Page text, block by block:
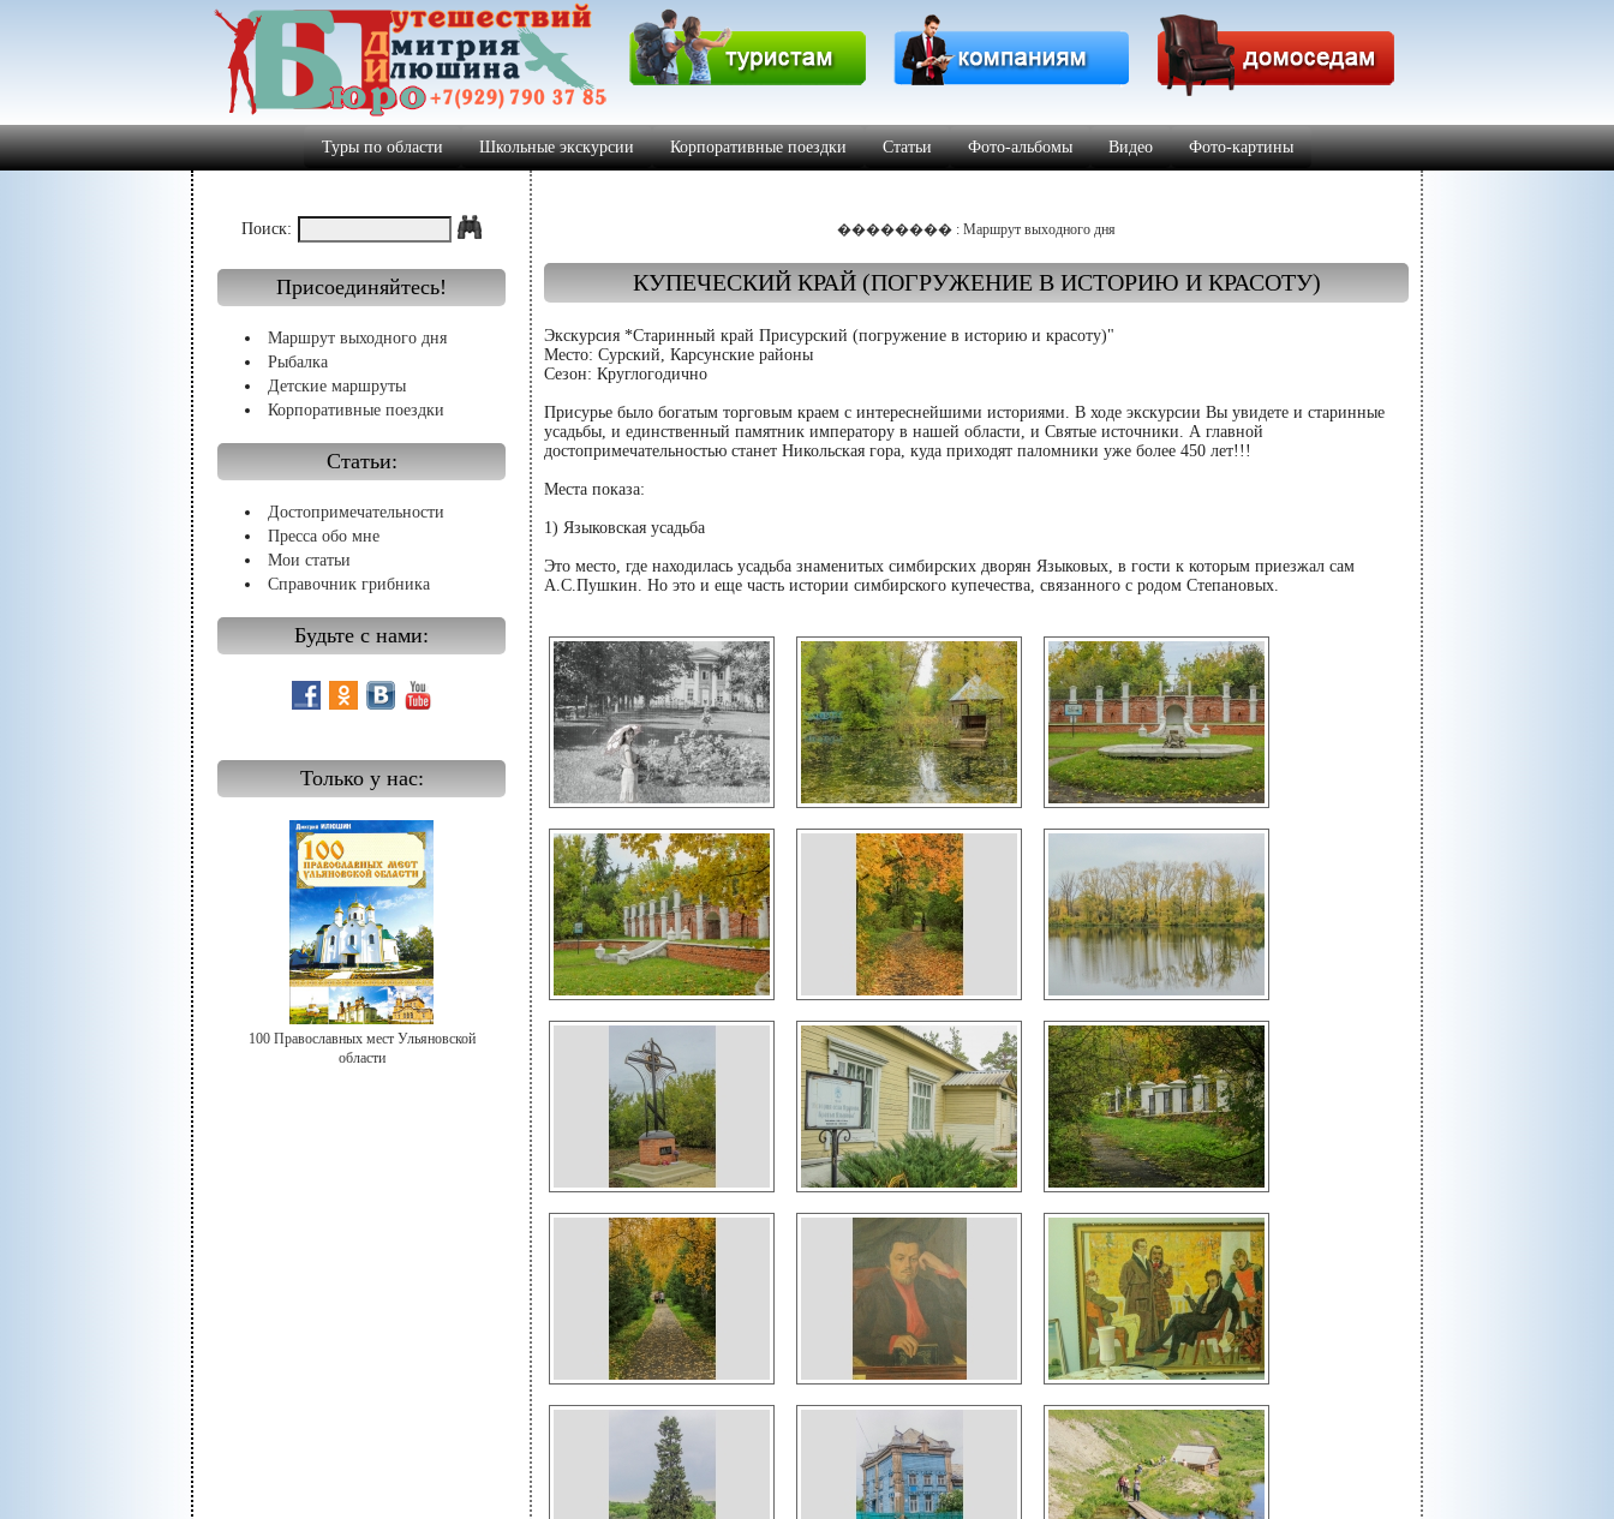
Туры по области Школьные экскурсии Корпоративные поездки Статьи Фото-альбомы Видео Фото-картины
Поиск:
Присоединяйтесь!
Маршрут выходного дня
Рыбалка
Детские маршруты
Корпоративные поездки
Статьи:
Достопримечательности
Пресса обо мне
Мои статьи
Справочник грибника
Будьте с нами:
Только у нас:
100 Православных мест Ульяновской
области
�������� : Маршрут выходного дня
КУПЕЧЕСКИЙ КРАЙ (ПОГРУЖЕНИЕ В ИСТОРИЮ И КРАСОТУ)
Экскурсия *Старинный край Присурский (погружение в историю и красоту)"
Место: Сурский, Карсунские районы
Сезон: Круглогодично
Присурье было богатым торговым краем с интереснейшими историями. В ходе экскурсии Вы увидете и старинные
усадьбы, и единственный памятник императору в нашей области, и Святые источники. А главной
достопримечательностью станет Никольская гора, куда приходят паломники уже более 450 лет!!!
Места показа:
1) Языковская усадьба
Это место, где находилась усадьба знаменитых симбирских дворян Языковых, в гости к которым приезжал сам
А.С.Пушкин. Но это и еще часть истории симбирского купечества, связанного с родом Степановых.